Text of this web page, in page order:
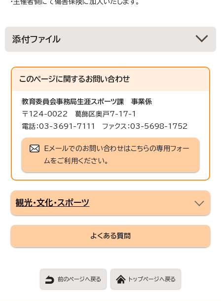
添付ファイル
このページに関するお問い合わせ
教育委員会事務局生涯スポーツ課
事業係
〒124-0022 葛飾区奥戸7-17-1
電話：03-3691-7111 ファクス：03-5698-1752
Eメールでのお問い合わせはこちらの専用フォー
ムをご利用ください。
観光・文化・スポーツ
よくある質問
前のページへ戻る トップページへ戻る